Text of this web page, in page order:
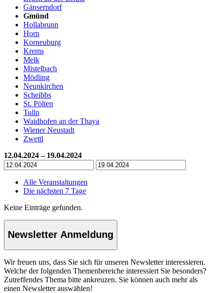
Gänserndorf
Gmünd
Hollabrunn
Horn
Korneuburg
Krems
Melk
Mistelbach
Mödling
Neunkirchen
Scheibbs
St. Pölten
Tulln
Waidhofen an der Thaya
Wiener Neustadt
Zwettl
12.04.2024 – 19.04.2024
Alle Veranstaltungen
Die nächsten 7 Tage
Keine Einträge gefunden.
Newsletter Anmeldung
Wir freuen uns, dass Sie sich für unseren Newsletter interessieren.
Welche der folgenden Themenbereiche interessiert Sie besonders?
Zutreffendes Thema bitte ankreuzen. Sie können auch mehr als
einen Newsletter auswählen!